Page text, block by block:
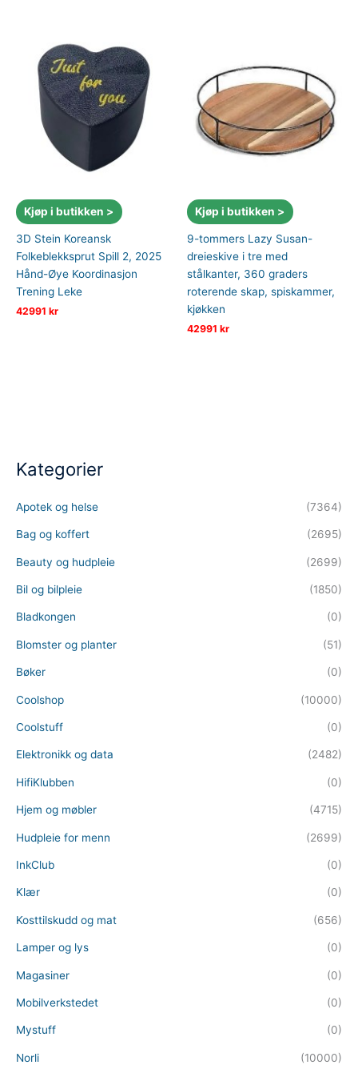
Kjøp i butikken >
3D Stein Koreansk
Folkeblekksprut Spill 2, 2025
Hånd-Øye Koordinasjon
Trening Leke
42991 kr
Kjøp i butikken >
9-tommers Lazy Susan-
dreieskive i tre med
stålkanter, 360 graders
roterende skap, spiskammer,
kjøkken
42991 kr
Kategorier
Apotek og helse (7364)
Bag og koffert (2695)
Beauty og hudpleie (2699)
Bil og bilpleie (1850)
Bladkongen (0)
Blomster og planter (51)
Bøker (0)
Coolshop (10000)
Coolstuff (0)
Elektronikk og data (2482)
HifiKlubben (0)
Hjem og møbler (4715)
Hudpleie for menn (2699)
InkClub (0)
Klær (0)
Kosttilskudd og mat (656)
Lamper og lys (0)
Magasiner (0)
Mobilverkstedet (0)
Mystuff (0)
Norli (10000)